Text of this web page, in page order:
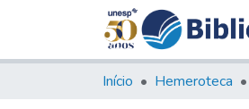
Início Hemeroteca